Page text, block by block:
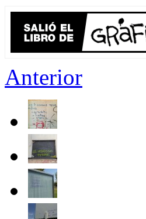
Anterior